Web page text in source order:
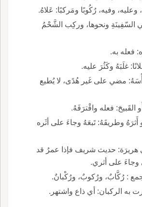
وفيه، رُكُوبًا ومَركبًا: عَلاهُ.
السّفِينَةِ ونحوها، وركِب الشَّحْمُ
فعله به.
غلَبَهُ وكَثُرَ عليه.
مضي على غَير هُدًى، لا يُطيع
القَبيحَ: فعله واقْترَفَهُ.
أَثرَهُ وطريقَهُ: تَبعَهُ وجاءَ على أثَره
هريرَة: حديث شريف فإذا عمرُ قد
وجاءَ على أثري.
: رُكَّابٌ، ورُكوبٌ، ورُكْبانٌ.
به الركبان: أي ذاع واشتهر.